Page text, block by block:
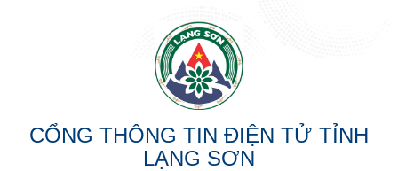
CỔNG THÔNG TIN ĐIỆN TỬ TỈNH
LẠNG SƠN